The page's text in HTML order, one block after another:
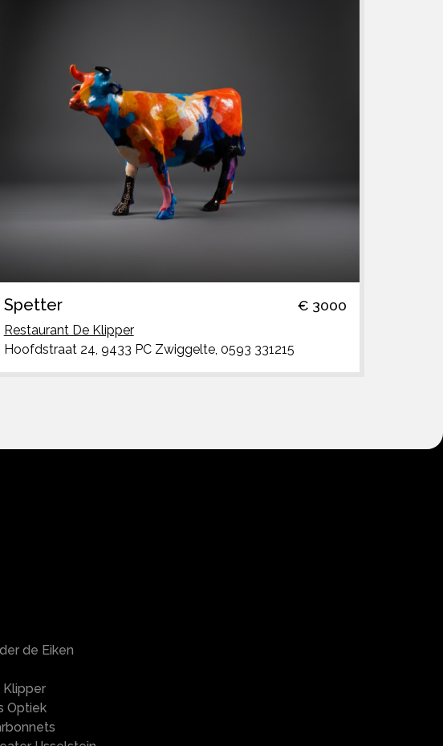
Spetter € 3000
Restaurant De Klipper
Hoofdstraat 24, 9433 PC Zwiggelte, 0593 331215
de Eiken
Klipper
Optiek